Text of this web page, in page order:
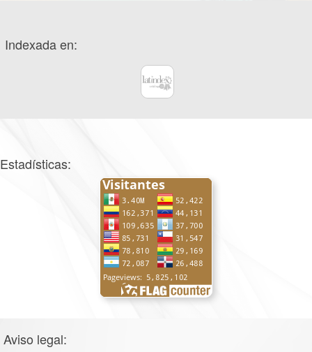
Indexada en:
Estadísticas:
Aviso legal: